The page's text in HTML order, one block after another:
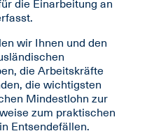
die Einarbeitung an
wir Ihnen und den
die Arbeitskräfte
die wichtigsten
Mindestlohn zur
zum praktischen
Entsendefällen.